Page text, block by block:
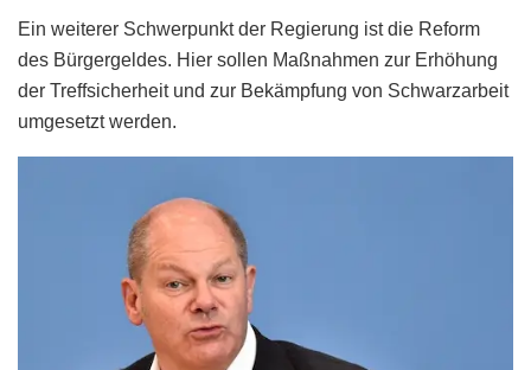
Ein weiterer Schwerpunkt der Regierung ist die Reform
des Bürgergeldes. Hier sollen Maßnahmen zur Erhöhung
der Treffsicherheit und zur Bekämpfung von Schwarzarbeit
umgesetzt werden.